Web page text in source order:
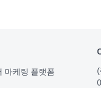
마케팅 플랫폼